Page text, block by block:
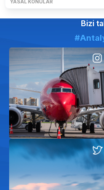
YASAL KONULAR
Bizi